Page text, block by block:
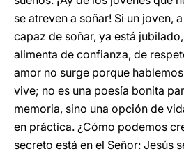
se atreven a soñar! Si un joven,
capaz de soñar, ya está
alimenta de confianza, de
amor no surge porque
vive; no es una poesía bonita
memoria, sino una opción de
en práctica. ¿Cómo podemos
secreto está en el Señor: Jesús